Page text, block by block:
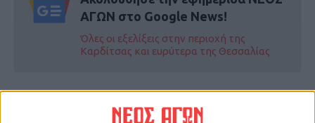
ΑΓΩΝ στο Google News!
Όλες οι εξελίξεις στην περιοχή της
Καρδίτσας και ευρύτερα της Θεσσαλίας
Ζέστανε τις καρδιές μας η
Ψηφίζεται το νομοσχέδιο για